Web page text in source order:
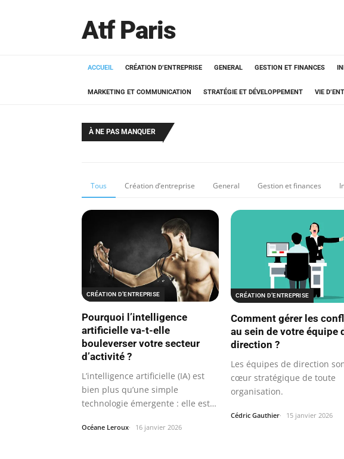
Atf Paris
ACCUEIL CRÉATION D’ENTREPRISE GENERAL GESTION ET FINANCES
MARKETING ET COMMUNICATION STRATÉGIE ET DÉVELOPPEMENT VIE
À NE PAS MANQUER
Tous Création d’entreprise General Gestion et finances
CRÉATION D’ENTREPRISE
Pourquoi l’intelligence
artificielle va-t-elle
bouleverser votre secteur
d’activité ?
L’intelligence artificielle (IA) est
bien plus qu’une simple
technologie émergente : elle est
Océane Leroux 16 janvier 2026
CRÉATION D’ENTREPRISE
Comment gérer les
au sein de votre équipe
direction ?
Les équipes de direction
cœur stratégique de toute
organisation.
Cédric Gauthier 15 janvier 2026